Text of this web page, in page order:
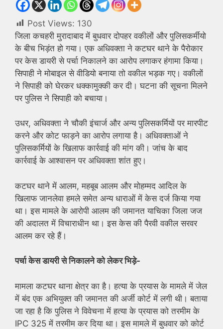
Post Views: 130
जिला कचहरी मुरादाबाद में बुधवार दोपहर वकीलों और पुलिसकर्मीयो
के बीच भिड़ंत हो गया। एक अधिवक्ता ने कटघर थाने के पैरोकार
पर केस डायरी से पर्चा निकालने का आरोप लगाकर हंगामा किया।
सिपाही ने मोबाइल से वीडियो बनाया तो वकील भड़क गए। वकीलों
ने सिपाही को घेरकर धक्कामुक्की कर दी। घटना की सूचना मिलने
पर पुलिस ने सिपाही को बचाया।
उधर, अधिवक्ता ने चौकी इंचार्ज और अन्य पुलिसकर्मियों पर मारपीट
करने और कोट फाड़ने का आरोप लगाया है। अधिवक्ताओं ने
पुलिसकर्मियों के खिलाफ कार्रवाई की मांग की। जांच के बाद
कार्रवाई के आश्वासन पर अधिवक्ता शांत हुए।
कटघर थाने में आलम, महबूब आलम और मोहम्मद आदिल के
खिलाफ जानलेवा हमले समेत अन्य धाराओं में केस दर्ज किया गया
था। इस मामले के आरोपी आलम की जमानत याचिका जिला जज
की अदालत में विचाराधीन था। इस केस की पैरवी वकील सरवर
आलम कर रहे हैं।
पर्चा केस डायरी से निकालने को लेकर भिड़े-
मामला कटघर थाना क्षेत्र का है। हत्या के प्रयास के मामले में जेल
में बंद एक अभियुक्त की जमानत की अर्जी कोर्ट में लगी थी। बताया
जा रहा है कि पुलिस ने विवेचना में हत्या के प्रयास को तरमीम के
IPC 325 में तरमीम कर दिया था। इस मामले में बुधवार को कोर्ट